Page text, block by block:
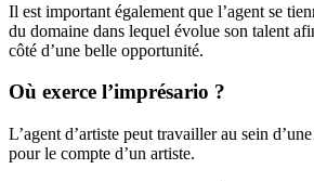
Il est important également que l’agent se
du domaine dans lequel évolue son talent
côté d’une belle opportunité.
Où exerce l’imprésario ?
L’agent d’artiste peut travailler au sein
pour le compte d’un artiste.